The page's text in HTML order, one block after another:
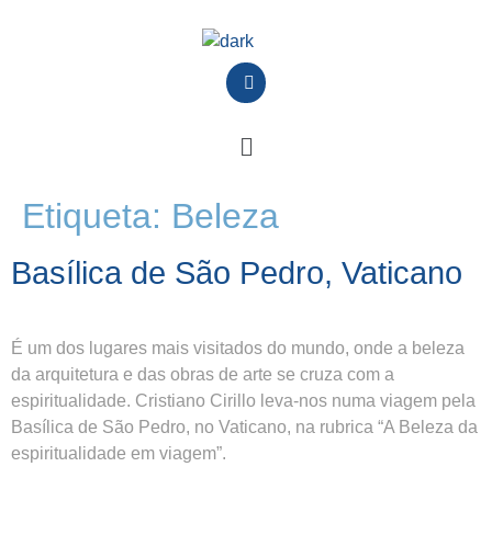
Etiqueta: Beleza
Basílica de São Pedro, Vaticano
É um dos lugares mais visitados do mundo, onde a beleza
da arquitetura e das obras de arte se cruza com a
espiritualidade. Cristiano Cirillo leva-nos numa viagem pela
Basílica de São Pedro, no Vaticano, na rubrica “A Beleza da
espiritualidade em viagem”.